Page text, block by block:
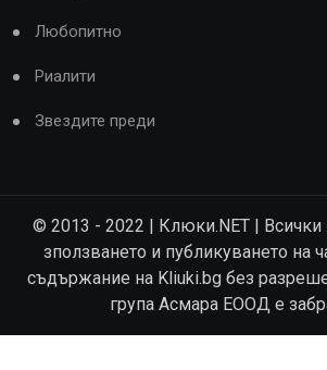
Любопитно
Риалити
Звездите преди
© 2013 - 2022 | Клюки.NET | Всички
зползването и публикуването на
съдържание на Kliuki.bg без
група Асмара ЕООД е